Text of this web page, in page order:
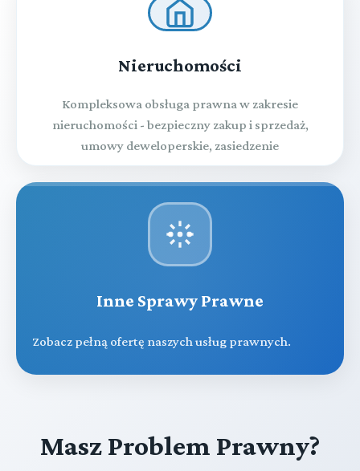
Nieruchomości
Kompleksowa obsługa prawna w zakresie
nieruchomości - bezpieczny zakup i sprzedaż,
umowy deweloperskie, zasiedzenie
Inne Sprawy Prawne
Zobacz pełną ofertę naszych usług prawnych.
Masz Problem Prawny?